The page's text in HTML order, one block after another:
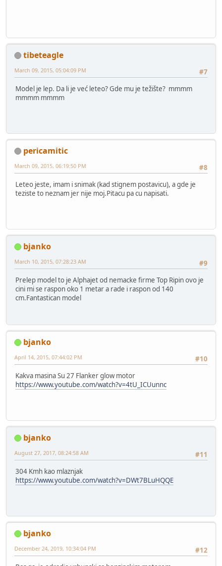
tibeteagle
#7
March 09, 2015, 05:04:09 PM
Model je lep. Da li je već leteo? Gde mu je težište? mmmm
mmmm mmmm
pericamitic
#8
March 09, 2015, 06:19:50 PM
Leteo jeste, imam i snimak (kad stignem postavicu), a gde je
teziste to neznam jer nije moj.Pitacu pa cu napisati.
bjanko
#9
March 10, 2015, 07:28:23 AM
Prelep model to je Alphajet od nemacke firme Top Ripin ovo je
cini mi se raspon oko 1 metar a rade i raspon od 140
cm.Fantastican model
bjanko
#10
April 14, 2015, 07:44:02 PM
Kakva masina Su 27 Flanker glow motor
https://www.youtube.com/watch?v=4tU_ICUunnc
bjanko
#11
August 27, 2017, 08:24:58 AM
304 Kmh kao mlaznjak
https://www.youtube.com/watch?v=DWt7BLuHQQE
bjanko
#12
December 24, 2019, 10:34:04 PM